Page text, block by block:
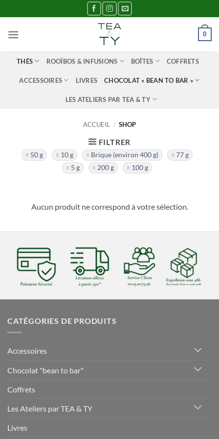
au
contenu
0
THÉS ROOÏBOS & INFUSIONS BOÎTES COFFRETS
ACCESSOIRES LIVRES CHOCOLAT « BEAN TO BAR »
LES ATELIERS PAR TEA & TY
ACCUEIL / SHOP
FILTRER
50 g 10 g Brique (environ 400 g)
77 g
5 g
200 g 100 g
Aucun produit ne correspond à votre sélection.
CATÉGORIES DE PRODUITS
Accessoires
Chocolat "bean to bar"
Coffrets
Les Ateliers par TEA & TY
Livres